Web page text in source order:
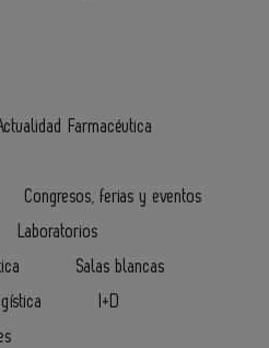
Farmacéutica
Congresos, ferias y eventos
Laboratorios
Salas blancas
I+D